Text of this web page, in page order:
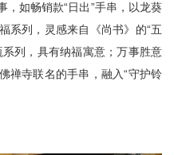
，如畅销款“日出”手串，以龙葵
系列‌，灵感来自《尚书》的“五
列‌，具有纳福寓意；万事胜意
禅寺联名的手串，融入“守护铃